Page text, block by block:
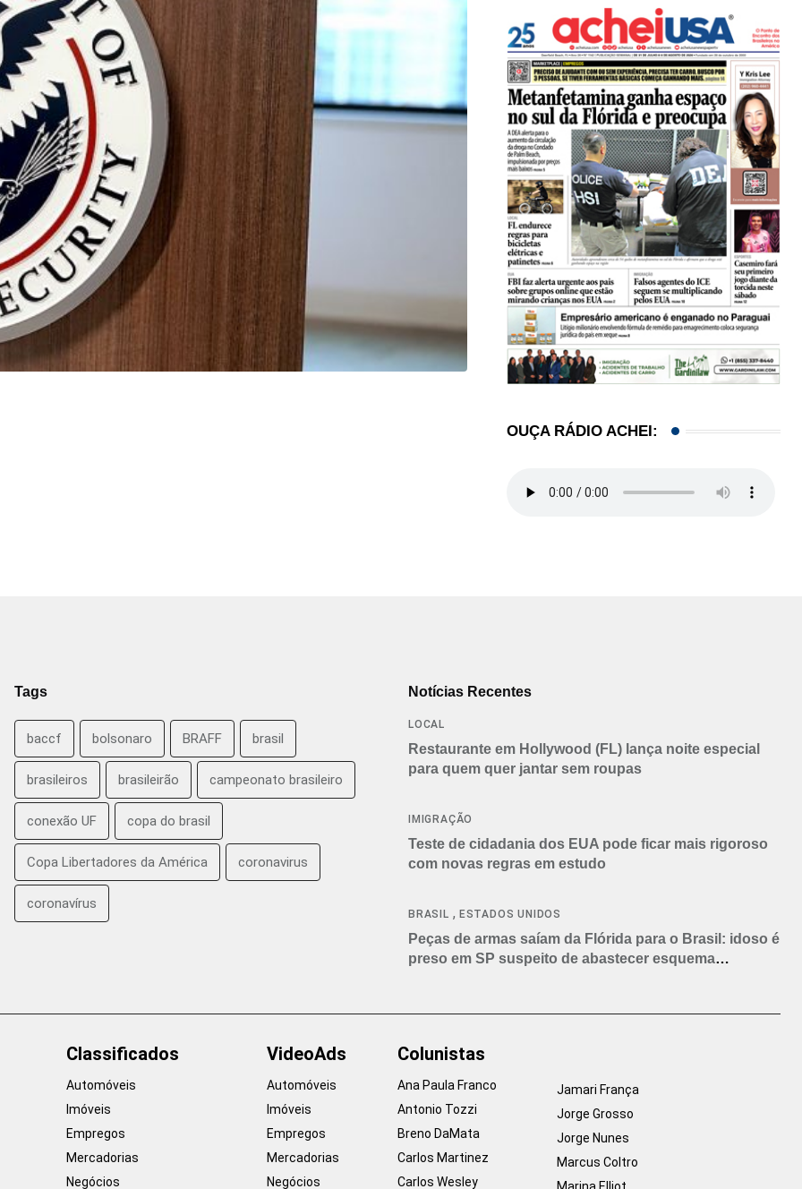
Atleta libertada na Flórida e denúncia de água...
OUÇA RÁDIO ACHEI:
Tags
baccf bolsonaro BRAFF brasil
brasileiros brasileirão campeonato brasileiro
conexão UF copa do brasil
Copa Libertadores da América coronavirus
coronavírus
Notícias Recentes
LOCAL
Restaurante em Hollywood (FL) lança noite especial
para quem quer jantar sem roupas
IMIGRAÇÃO
Teste de cidadania dos EUA pode ficar mais rigoroso
com novas regras em estudo
BRASIL , ESTADOS UNIDOS
Peças de armas saíam da Flórida para o Brasil: idoso é
preso em SP suspeito de abastecer esquema
Classificados
Automóveis
Imóveis
Empregos
Mercadorias
Negócios
VideoAds
Automóveis
Imóveis
Empregos
Mercadorias
Negócios
Colunistas
Ana Paula Franco
Antonio Tozzi
Breno DaMata
Carlos Martinez
Carlos Wesley
Jamari França
Jorge Grosso
Jorge Nunes
Marcus Coltro